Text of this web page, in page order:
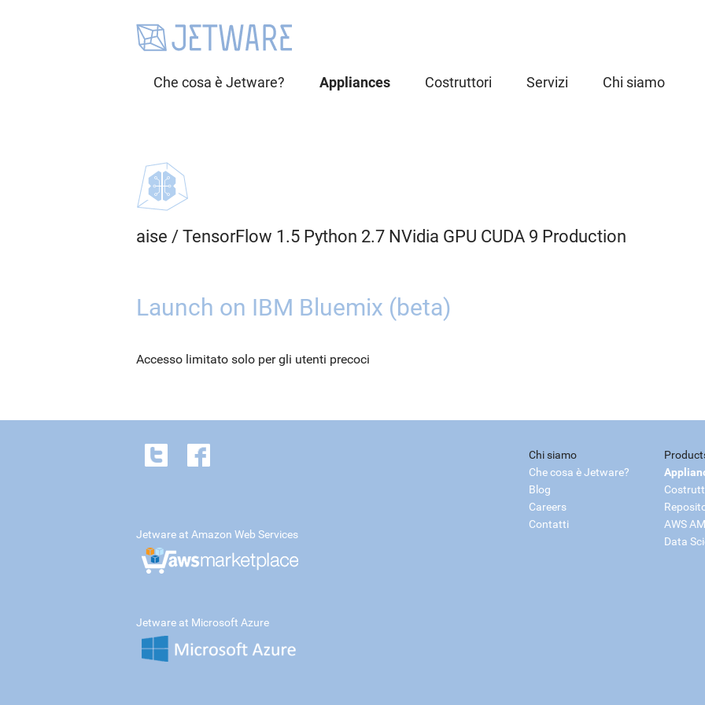
Che cosa è Jetware? Appliances Costruttori Servizi Chi siamo
aise / TensorFlow 1.5 Python 2.7 NVidia GPU CUDA 9 Production
Launch on IBM Bluemix (beta)
Accesso limitato solo per gli utenti precoci
Chi siamo
Che cosa è Jetware?
Blog
Careers
Contatti
AWS
Data
Jetware at Amazon Web Services
Jetware at Microsoft Azure